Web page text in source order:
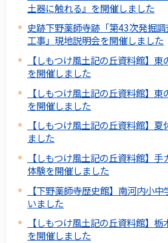
土器に触れる』を開催しました
史跡下野薬師寺跡「第43次発掘
工事」現地説明会を開催しました
【しもつけ風土記の丘資料館】
を開催しました
【しもつけ風土記の丘資料館】
を開催しました
【しもつけ風土記の丘資料館】
ました
【しもつけ風土記の丘資料館】
体験を開催しました
【下野薬師寺歴史館】南河内小
いました
【しもつけ風土記の丘資料館】
を開催しました